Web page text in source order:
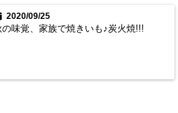
2020/09/25
の味覚、家族で焼きいも♪炭火焼!!!